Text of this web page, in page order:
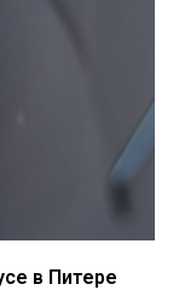
в Питере